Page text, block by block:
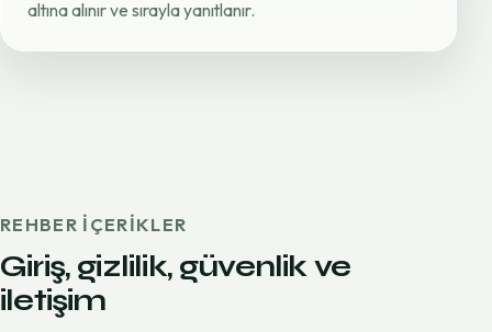
altına alınır ve sırayla yanıtlanır.
REHBER IÇERIKLER
Giriş, gizlilik, güvenlik ve
iletişim